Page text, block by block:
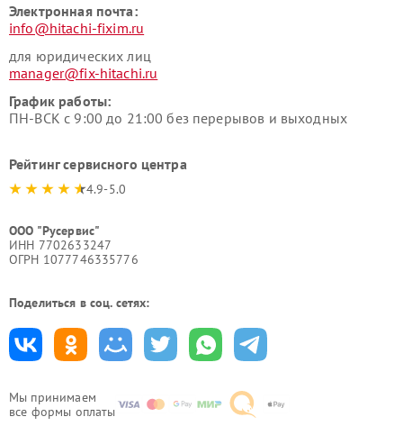
Мы принимаем
все формы оплаты
Электронная почта:
info@hitachi-fixim.ru
для юридических лиц
manager@fix-hitachi.ru
График работы:
ПН-ВСК с 9:00 до 21:00 без перерывов и выходных
Рейтинг сервисного центра
4.9-5.0
ООО "Русервис"
ИНН 7702633247
ОГРН 1077746335776
Поделиться в соц. сетях: